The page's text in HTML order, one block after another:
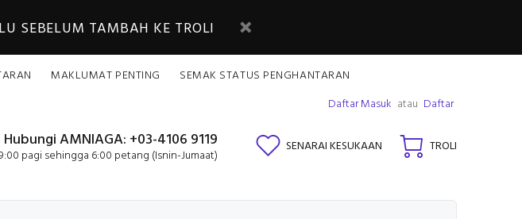
SEBELUM TAMBAH KE TROLI
MAKLUMAT PENTING
SEMAK STATUS PENGHANTARAN
Daftar Masuk atau Daftar
Hubungi AMNIAGA: +03-4106 9119
pagi sehingga 6:00 petang (Isnin-Jumaat)
SENARAI KESUKAAN TROLI